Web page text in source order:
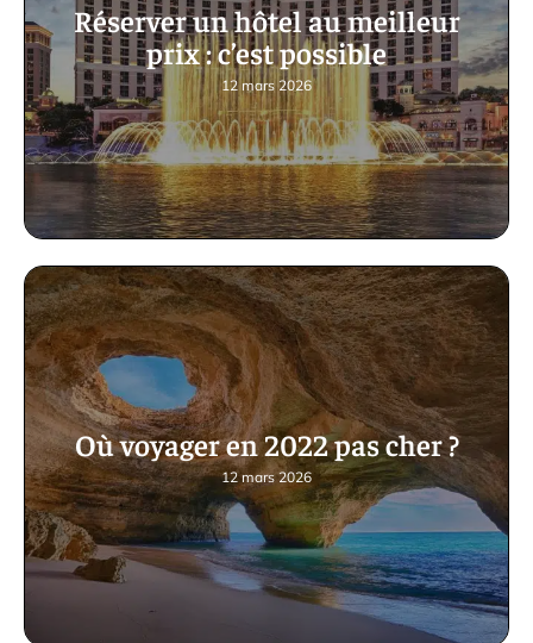
Réserver un hôtel au meilleur
prix : c’est possible
12 mars 2026
Où voyager en 2022 pas cher ?
12 mars 2026